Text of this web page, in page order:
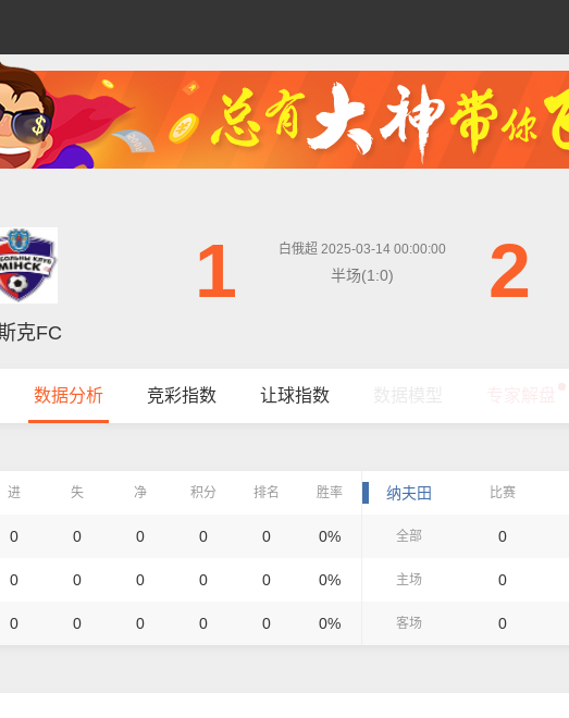
克FC
1 2
白俄超 2025-03-14 00:00:00
半场(1:0)
数据分析 竞彩指数 让球指数
进 失 净 积分 排名 胜率
0 0 0 0 0 0%
0 0 0 0 0 0%
0 0 0 0 0 0%
纳夫田 比赛
全部 0
主场 0
客场 0